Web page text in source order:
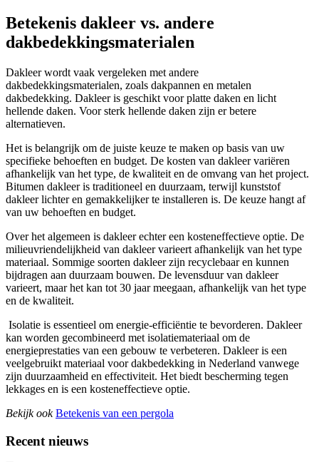
Betekenis dakleer vs. andere
dakbedekkingsmaterialen
Dakleer wordt vaak vergeleken met andere
dakbedekkingsmaterialen, zoals dakpannen en metalen
dakbedekking. Dakleer is geschikt voor platte daken en licht
hellende daken. Voor sterk hellende daken zijn er betere
alternatieven.
Het is belangrijk om de juiste keuze te maken op basis van uw
specifieke behoeften en budget. De kosten van dakleer variëren
afhankelijk van het type, de kwaliteit en de omvang van het project.
Bitumen dakleer is traditioneel en duurzaam, terwijl kunststof
dakleer lichter en gemakkelijker te installeren is. De keuze hangt af
van uw behoeften en budget.
Over het algemeen is dakleer echter een kosteneffectieve optie. De
milieuvriendelijkheid van dakleer varieert afhankelijk van het type
materiaal. Sommige soorten dakleer zijn recyclebaar en kunnen
bijdragen aan duurzaam bouwen. De levensduur van dakleer
varieert, maar het kan tot 30 jaar meegaan, afhankelijk van het type
en de kwaliteit.
Isolatie is essentieel om energie-efficiëntie te bevorderen. Dakleer
kan worden gecombineerd met isolatiemateriaal om de
energieprestaties van een gebouw te verbeteren. Dakleer is een
veelgebruikt materiaal voor dakbedekking in Nederland vanwege
zijn duurzaamheid en effectiviteit. Het biedt bescherming tegen
lekkages en is een kosteneffectieve optie.
Bekijk ookBetekenis van een pergola
Recent nieuws